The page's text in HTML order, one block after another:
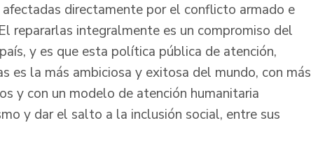
directamente por el conflicto armado e
repararlas integralmente es un compromiso del
y es que esta política pública de atención,
es la más ambiciosa y exitosa del mundo, con más
y con un modelo de atención humanitaria
y dar el salto a la inclusión social, entre sus